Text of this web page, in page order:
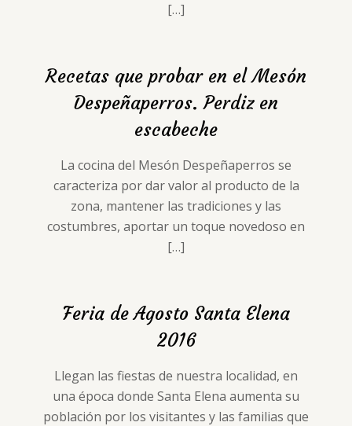
[…]
Recetas que probar en el Mesón
Despeñaperros. Perdiz en
escabeche
La cocina del Mesón Despeñaperros se
caracteriza por dar valor al producto de la
zona, mantener las tradiciones y las
costumbres, aportar un toque novedoso en
[…]
Feria de Agosto Santa Elena
2016
Llegan las fiestas de nuestra localidad, en
una época donde Santa Elena aumenta su
población por los visitantes y las familias que